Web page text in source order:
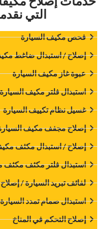
التي
‏فحص مكيف السيارة‏
‏إصلاح / استبدال ضاغط
‏عبوة غاز مكيف السيارة‏
‏استبدال فلتر مكيف السيارة‏
غسيل نظام تكييف السيارة
‏إصلاح مجفف مكيف
‏إصلاح / استبدال مكثف
‏استبدال فلتر مكثف مكثف
‏لفائف تبريد السيارة /
‏استبدال صمام تمدد السيارة‏
‏إصلاح التحكم في المناخ‏